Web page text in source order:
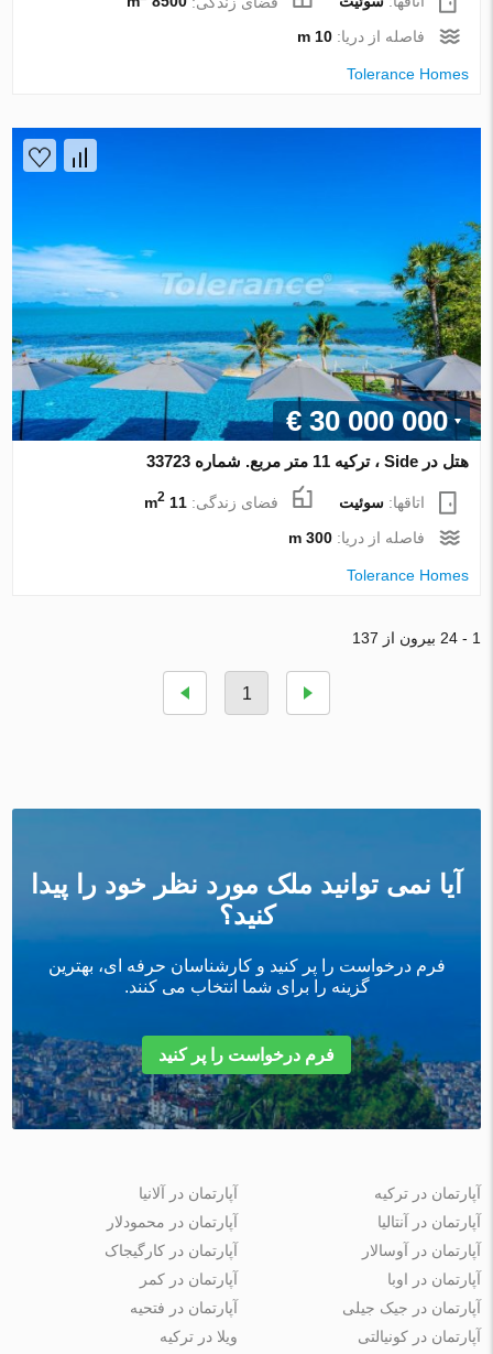
فاصله از دریا:10 m
Tolerance Homes
€ 30 000 000
هتل در Side ، ترکیه 11 متر مربع. شماره 33723
اتاقها:سوئیت فضای زندگی:11 m
2
فاصله از دریا:300 m
Tolerance Homes
1 - 24 بیرون از 137
1
آیا نمی توانید ملک مورد نظر خود را پیدا
کنید؟
فرم درخواست را پر کنید و کارشناسان حرفه ای، بهترین
گزینه را برای شما انتخاب می کنند.
فرم درخواست را پر کنید
آپارتمان در ترکیه
آپارتمان در آنتالیا
آپارتمان در آوسالار
آپارتمان در اوبا
آپارتمان در جیک جیلی
آپارتمان در آلانیا
آپارتمان در محمودلار
آپارتمان در کارگیجاک
آپارتمان در کمر
آپارتمان در فتحیه
آپارتمان در کونیالتی
ویلا در ترکیه